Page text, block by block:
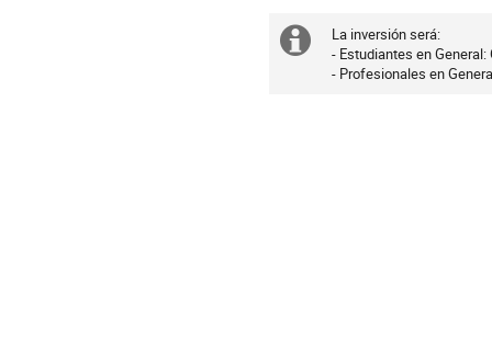
are
in
UTC
Extra
information
La inversión será:
- Estudiantes en General:
- Profesionales en